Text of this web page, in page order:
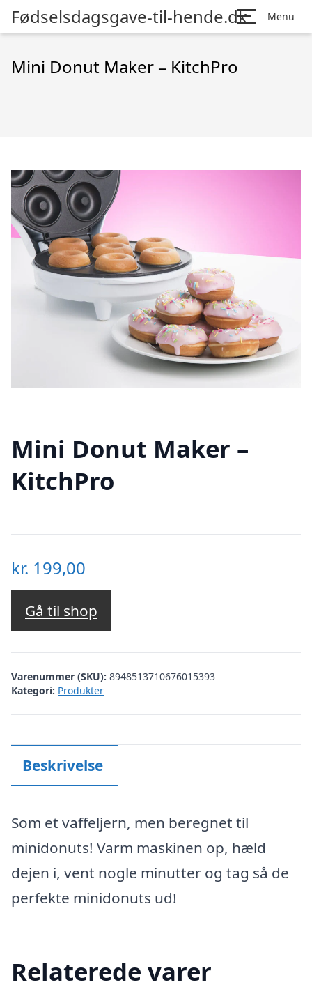
Fødselsdagsgave-til-hende.dk Menu
Mini Donut Maker – KitchPro
Mini Donut Maker –
KitchPro
kr. 199,00
Gå til shop
Varenummer (SKU): 8948513710676015393
Kategori: Produkter
Beskrivelse
Som et vaffeljern, men beregnet til
minidonuts! Varm maskinen op, hæld
dejen i, vent nogle minutter og tag så de
perfekte minidonuts ud!
Relaterede varer